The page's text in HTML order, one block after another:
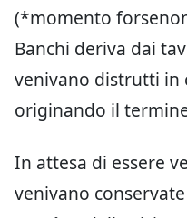
(*momento
Banchi deriva dai
venivano distrutti in
originando il
In attesa di essere
venivano